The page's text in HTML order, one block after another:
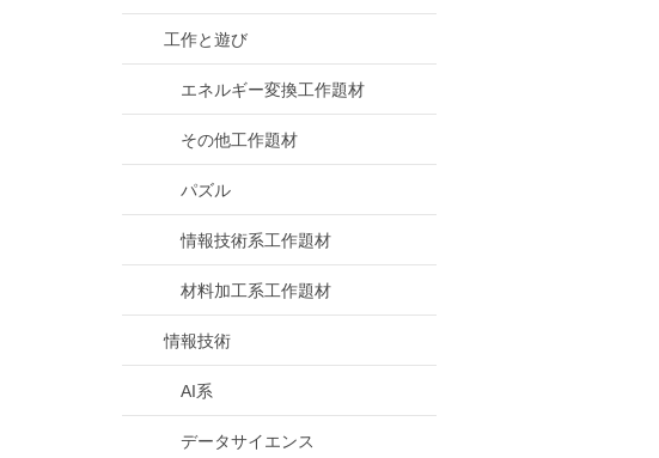
工作と遊び
エネルギー変換工作題材
その他工作題材
パズル
情報技術系工作題材
材料加工系工作題材
情報技術
AI系
データサイエンス